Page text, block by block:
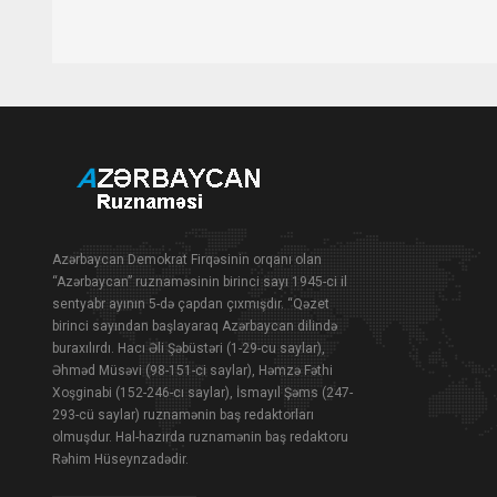
Azərbaycan Demokrat Firqəsinin orqanı olan
“Azərbaycan” ruznaməsinin birinci sayı 1945-ci il
sentyabr ayının 5-də çapdan çıxmışdır. “Qəzet
birinci sayından başlayaraq Azərbaycan dilində
buraxılırdı. Hacı Əli Şəbüstəri (1-29-cu saylar),
Əhməd Müsəvi (98-151-ci saylar), Həmzə Fəthi
Xoşginabi (152-246-cı saylar), İsmayıl Şəms (247-
293-cü saylar) ruznamənin baş redaktorları
olmuşdur. Hal-hazırda ruznamənin baş redaktoru
Rəhim Hüseynzadədir.